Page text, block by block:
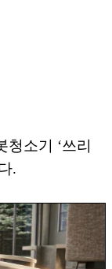
소기 ‘쓰리
.